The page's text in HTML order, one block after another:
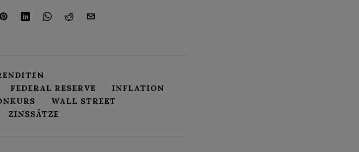
FEDERAL RESERVE
INFLATION
WALL STREET
ZINSSÄTZE